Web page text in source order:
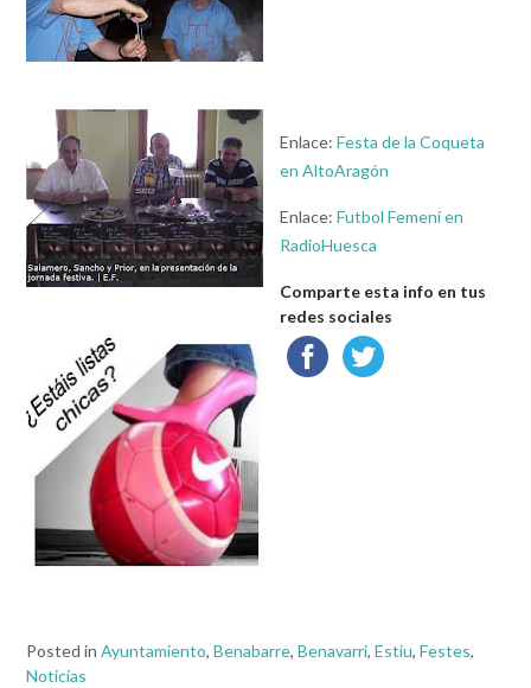
Enlace: Festa de la Coqueta
en AltoAragón
Enlace: Futbol Femení en
RadioHuesca
Comparte esta info en tus
redes sociales
Posted in Ayuntamiento, Benabarre, Benavarri, Estiu, Festes,
Noticias